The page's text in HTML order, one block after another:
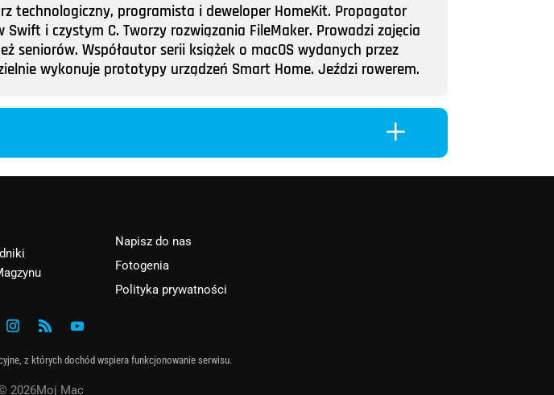
technologiczny, programista i deweloper HomeKit. Propagator
i czystym C. Tworzy rozwiązania FileMaker. Prowadzi zajęcia
seniorów. Współautor serii książek o macOS wydanych przez
wykonuje prototypy urządzeń Smart Home. Jeździ rowerem.
L
Napisz do nas
Fotogenia
Polityka prywatności
z których dochód wspiera funkcjonowanie serwisu.
2026Moj Mac